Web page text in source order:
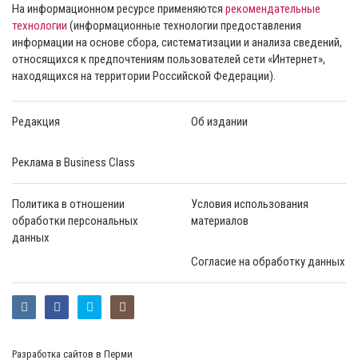
На информационном ресурсе применяются рекомендательные
технологии (информационные технологии предоставления
информации на основе сбора, систематизации и анализа сведений,
относящихся к предпочтениям пользователей сети «Интернет»,
находящихся на территории Российской Федерации).
Редакция Об издании
Реклама в Business Class
Политика в отношении
обработки персональных
данных
Условия использования
материалов
Согласие на обработку данных
Разработка сайтов в Перми